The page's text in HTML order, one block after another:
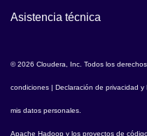
Asistencia técnica
© 2026 Cloudera, Inc. Todos los
condiciones | Declaración de privacidad
mis datos personales
Apache Hadoop y los proyectos de